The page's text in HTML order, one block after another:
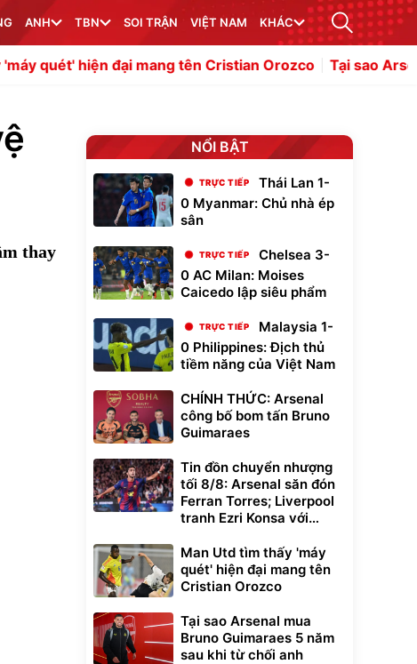
ANH TBN SOI TRẬN VIỆT NAM KHÁC
đại mang tên Cristian Orozco Tại sao Arsenal mua
thay
NỔI BẬT
Thái Lan 1-
0 Myanmar: Chủ nhà ép
sân
Chelsea 3-
0 AC Milan: Moises
Caicedo lập siêu phẩm
0 Philippines: Địch thủ
tiềm năng của Việt Nam
CHÍNH THỨC: Arsenal
công bố bom tấn Bruno
Guimaraes
Tin đồn chuyển nhượng
tối 8/8: Arsenal săn đón
Ferran Torres; Liverpool
tranh Ezri Konsa với
Man Utd tìm thấy 'máy
quét' hiện đại mang tên
Cristian Orozco
Tại sao Arsenal mua
Bruno Guimaraes 5 năm
sau khi từ chối anh